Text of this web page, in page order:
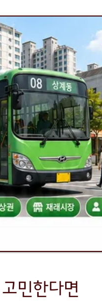
민한다면